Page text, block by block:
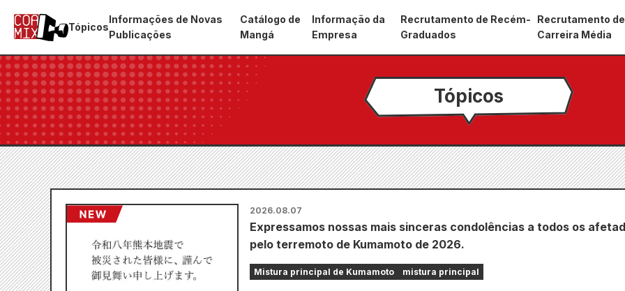
Tópicos
Informações de Novas
Publicações
Catálogo de
Mangá
Informação da
Empresa
Recrutamento de Recém-
Graduados
Recrutamento de
Carreira Média
Tópicos
2026.08.07
Expressamos nossas mais sinceras condolências a todos os
pelo terremoto de Kumamoto de 2026.
Mistura principal de Kumamoto mistura principal